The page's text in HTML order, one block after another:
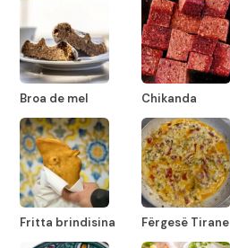
Broa de mel Chikanda
Fritta brindisina Fërgesë Tirane